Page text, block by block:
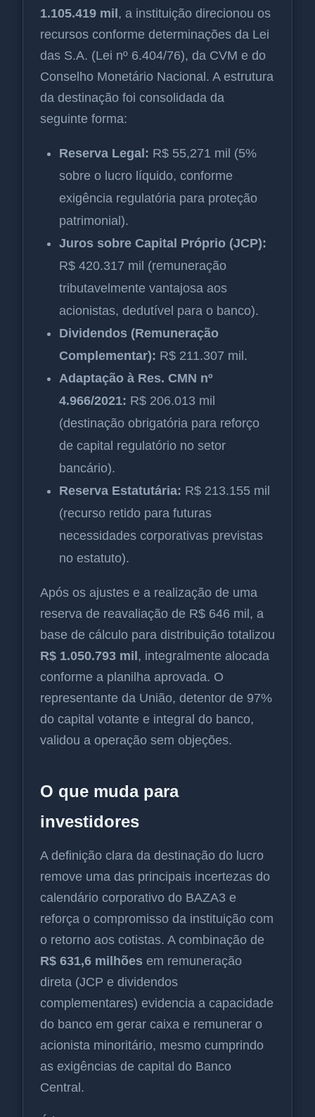
1.105.419 mil, a instituição direcionou os
recursos conforme determinações da Lei
das S.A. (Lei nº 6.404/76), da CVM e do
Conselho Monetário Nacional. A estrutura
da destinação foi consolidada da
seguinte forma:
Reserva Legal: R$ 55,271 mil (5%
sobre o lucro líquido, conforme
exigência regulatória para proteção
patrimonial).
Juros sobre Capital Próprio (JCP):
R$ 420.317 mil (remuneração
tributavelmente vantajosa aos
acionistas, dedutível para o banco).
Dividendos (Remuneração
Complementar): R$ 211.307 mil.
Adaptação à Res. CMN nº
4.966/2021: R$ 206.013 mil
(destinação obrigatória para reforço
de capital regulatório no setor
bancário).
Reserva Estatutária: R$ 213.155 mil
(recurso retido para futuras
necessidades corporativas previstas
no estatuto).
Após os ajustes e a realização de uma
reserva de reavaliação de R$ 646 mil, a
base de cálculo para distribuição totalizou
R$ 1.050.793 mil, integralmente alocada
conforme a planilha aprovada. O
representante da União, detentor de 97%
do capital votante e integral do banco,
validou a operação sem objeções.
O que muda para
investidores
A definição clara da destinação do lucro
remove uma das principais incertezas do
calendário corporativo do BAZA3 e
reforça o compromisso da instituição com
o retorno aos cotistas. A combinação de
R$ 631,6 milhões em remuneração
direta (JCP e dividendos
complementares) evidencia a capacidade
do banco em gerar caixa e remunerar o
acionista minoritário, mesmo cumprindo
as exigências de capital do Banco
Central.